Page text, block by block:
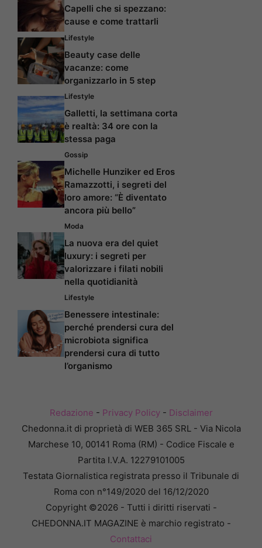
Capelli che si spezzano:
cause e come trattarli
Lifestyle
Beauty case delle
vacanze: come
organizzarlo in 5 step
Lifestyle
Galletti, la settimana corta
è realtà: 34 ore con la
stessa paga
Gossip
Michelle Hunziker ed Eros
Ramazzotti, i segreti del
loro amore: “È diventato
ancora più bello”
Moda
La nuova era del quiet
luxury: i segreti per
valorizzare i filati nobili
nella quotidianità
Lifestyle
Benessere intestinale:
perché prendersi cura del
microbiota significa
prendersi cura di tutto
l’organismo
Redazione - Privacy Policy- Disclaimer
Chedonna.it di proprietà di WEB 365 SRL - Via Nicola
Marchese 10, 00141 Roma (RM) - Codice Fiscale e
Partita I.V.A. 12279101005
Testata Giornalistica registrata presso il Tribunale di
Roma con n°149/2020 del 16/12/2020
Copyright ©2026 - Tutti i diritti riservati -
CHEDONNA.IT MAGAZINE è marchio registrato -
Contattaci